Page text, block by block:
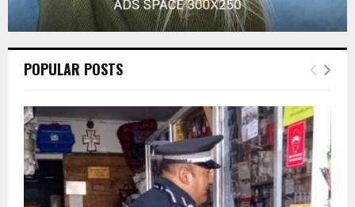
POPULAR POSTS